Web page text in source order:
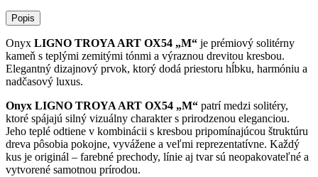
Popis
Onyx LIGNO TROYA ART OX54 „M“ je prémiový solitérny
kameň s teplými zemitými tónmi a výraznou drevitou kresbou.
Elegantný dizajnový prvok, ktorý dodá priestoru hĺbku, harmóniu a
nadčasový luxus.
Onyx LIGNO TROYA ART OX54 „M“ patrí medzi solitéry,
ktoré spájajú silný vizuálny charakter s prirodzenou eleganciou.
Jeho teplé odtiene v kombinácii s kresbou pripomínajúcou štruktúru
dreva pôsobia pokojne, vyvážene a veľmi reprezentatívne. Každý
kus je originál – farebné prechody, línie aj tvar sú neopakovateľné a
vytvorené samotnou prírodou.